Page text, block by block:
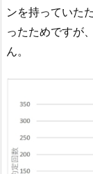
ンを持っていた
ったためですが
ん。